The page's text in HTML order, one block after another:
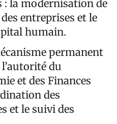
la modernisation de
entreprises et le
humain.
permanent
du
et des Finances
des
et le suivi des